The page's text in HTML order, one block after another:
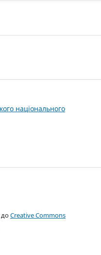
національного
доCreative Commons